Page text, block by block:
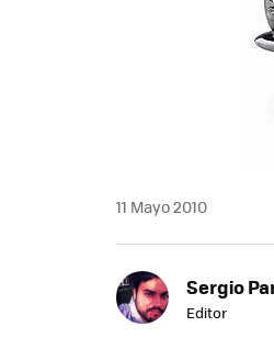
11 Mayo 2010
Sergio
Editor